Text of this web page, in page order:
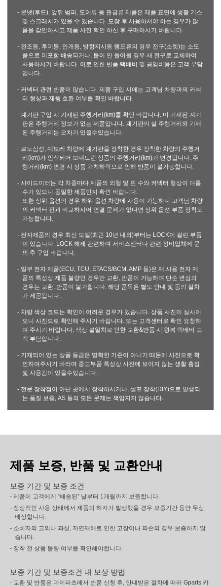
- 본넷(후드), 앞뒤 범퍼, 도어류 등 판금류 제품은 제품 표면에 생활 기스
및 스크래치가 있을 수 있습니다. 도장 후 사용하셔야 하는 경우가 많
음을 감안하시고 제품 사진 확인 하신 후 구매하시기 바랍니다.
- 전조등, 후미등, 안개등, 방향지시등 램프류의 경우 전구(소켓)는 소모
품으로 미포함 배송되거나, 불이 안 들어올 경우 새 전구로 교체하여
사용하시기 바랍니다. 이로 인한 반품 택배비 및 공임비용은 고객 부담
입니다.
- 커넥터 관련 반품이 많습니다. 제품 구입 시에는 고객님 차량과의 커넥
터 형상과 제품 호환 여부를 확인 바랍니다.
- 계기판 구입 시 기재된 주행거리(km)를 확인 바랍니다. 미 기재된 계기
판은 주행거리 정보가 없는 제품입니다. 계기판의 실 주행거리와 기재
된 주행거리는 오차가 있을수있습니다.
- 르노삼성, 쉐보레 차량에 계기판을 장착한 경우 장착한 차량의 주행거
리(km)가 인식되어 보내드린 상품의 주행거리(km)가 변경됩니다. 주
행거리(km) 변경 시 상품 가치하락으로 인해 반품이 불가능합니다.
- 사이드미러는 각 차종마다 제품의 외형 및 핀 수와 커넥터 형상이 다를
수가 있으니 동일한 제품인지 확인 바랍니다.
또한 상위 옵션의 경우 하위 옵션 차량에 사용이 가능하니 고객님 차량
의 커넥터 핀과 비교하시어 연결 문제가 없다면 상위 옵션 부품 장착도
가능합니다.
- 전자제품의 경우 최신 모델(최근 10년 내외)부터는 LOCK이 걸린 부품
이 있습니다. LOCK 해제 관련하여 서비스센터나 관련 정비업체에 문
의 후 구입 바랍니다.
- 일부 전자 제품(ECU, TCU, ETACS/BCM, AMP 등)은 재 사용 전자 제
품의 특성상 제품 불량인 경우만 교환, 반품이 가능하며 단순 변심의
경우는 교환, 반품이 불가합니다. 해당 품목은 별도 안내 및 동의 절차
가 제공됩니다.
- 차량 색상 코드는 확인이 어려운 경우가 있습니다. 상품 사진이 실사이
오니 사진으로 확인해 주시기 바랍니다. 또는 고객센터로 확인 요청하
여 주시기 바랍니다. 색상 불일치로 인한 교환&반품 시 왕복 택배비 고
객 부담입니다.
- 기재되어 있는 상품 등급은 명확한 기준이 아니기 때문에 사진으로 확
인하여주시기 바라며 중고부품 특성상 사진에 보이지 않는 생활 흠집
및 사용감이 있을수있습니다.
- 전문 장착점이 아닌 곳에서 장착하시거나, 셀프 장착(DIY)으로 발생되
는 품질 보증, AS 등의 모든 문제는 책임지지 않습니다.
제품 보증, 반품 및 교환안내
보증 기간 및 보증 조건
- 제품이 고객에게 “배송된” 날부터 1개월까지 보증합니다.
- 정상적인 사용 상태에서 제품의 하자가 발생했을 경우 보증기간 동안 무상
배상합니다.
- 소비자의 고의나 과실, 자연재해로 인한 고장이나 파손의 경우 보증하지 않
습니다.
- 장착 전 상품 불량 여부를 확인해야합니다.
보증 기간 및 보증조건 내 보상 방법
- 교환 및 반품은 마이파츠에서 반품 신청 후, 안내받은 절차에 따라 Gparts 카